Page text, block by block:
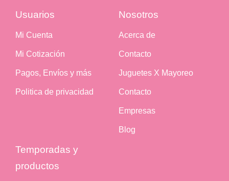
Usuarios
Mi Cuenta
Mi Cotización
Pagos, Envíos y más
Politica de privacidad
Nosotros
Acerca de
Contacto
Juguetes X Mayoreo
Contacto
Empresas
Blog
Temporadas y
productos